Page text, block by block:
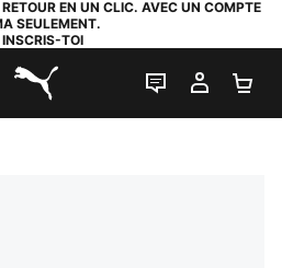
EN UN CLIC. AVEC UN COMPTE
SEULEMENT.
INSCRIS-TOI
PUMA.com
LIVE CHAT
MON